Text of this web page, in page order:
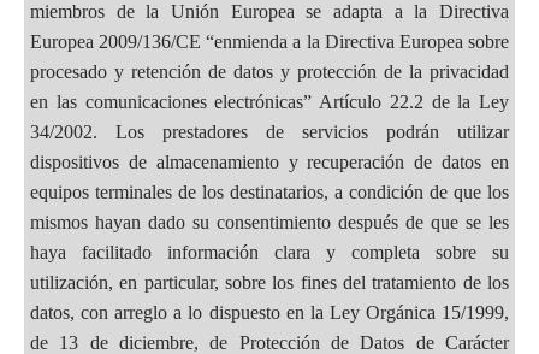
miembros de la Unión Europea se adapta a la Directiva
Europea 2009/136/CE “enmienda a la Directiva Europea sobre
procesado y retención de datos y protección de la privacidad
en las comunicaciones electrónicas” Artículo 22.2 de la Ley
34/2002. Los prestadores de servicios podrán utilizar
dispositivos de almacenamiento y recuperación de datos en
equipos terminales de los destinatarios, a condición de que los
mismos hayan dado su consentimiento después de que se les
haya facilitado información clara y completa sobre su
utilización, en particular, sobre los fines del tratamiento de los
datos, con arreglo a lo dispuesto en la Ley Orgánica 15/1999,
de 13 de diciembre, de Protección de Datos de Carácter